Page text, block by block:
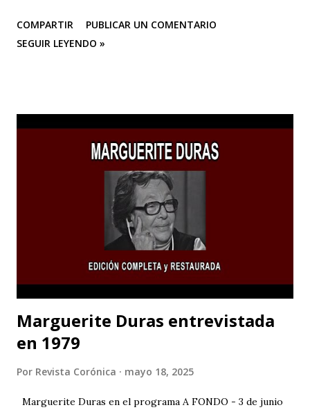
creación artística, desde sus años de estudiante en la
Academia de Bellas Artes de Pensilvania hasta su mudanza a
COMPARTIR
PUBLICAR UN COMENTARIO
SEGUIR LEYENDO »
Marguerite Duras entrevistada
en 1979
Por Revista Corónica mayo 18, 2025
Marguerite Duras en el programa A FONDO - 3 de junio